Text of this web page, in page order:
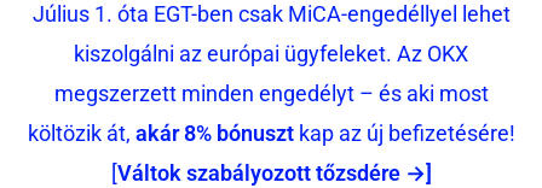
Július 1. óta EGT-ben csak MiCA-engedéllyel lehet
kiszolgálni az európai ügyfeleket. Az OKX
megszerzett minden engedélyt – és aki most
költözik át, akár 8% bónusztkap az új befizetésére!
[Váltok szabályozott tőzsdére →]